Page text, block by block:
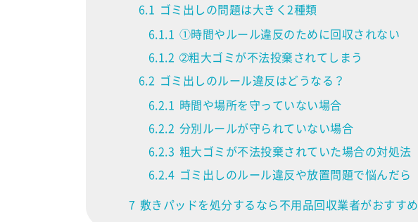
6.1 ゴミ出しの問題は大きく2種類
6.1.1 ①時間やルール違反のために回収されない
6.1.2 ➁粗大ゴミが不法投棄されてしまう
6.2 ゴミ出しのルール違反はどうなる？
6.2.1 時間や場所を守っていない場合
6.2.2 分別ルールが守られていない場合
6.2.3 粗大ゴミが不法投棄されていた場合の対処法
6.2.4 ゴミ出しのルール違反や放置問題で悩んだら
7 敷きパッドを処分するなら不用品回収業者がおすすめ